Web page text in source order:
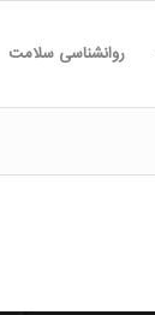
روانشناسی سلامت